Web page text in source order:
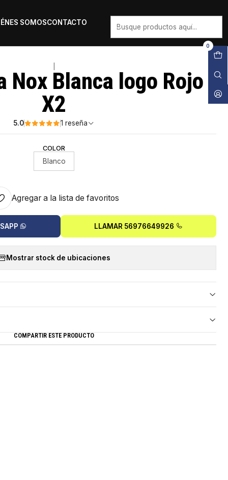
SOMOSCONTACTO
0
Nox Blanca logo Rojo
X2
5.0 1 reseña
COLOR
Blanco
Agregar a la lista de favoritos
LLAMAR 56976649926
Mostrar stock de ubicaciones
COMPARTIR ESTE PRODUCTO